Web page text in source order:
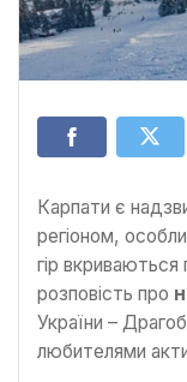
Карпати є
регіоном,
гір
розповість про
України –
любителями